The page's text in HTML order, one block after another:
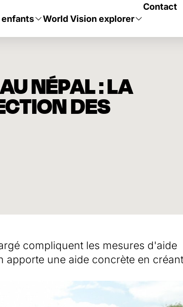
World Vision explorer
Contact
NÉPAL : LA
DES
compliquent les mesures d'aide
apporte une aide concrète en